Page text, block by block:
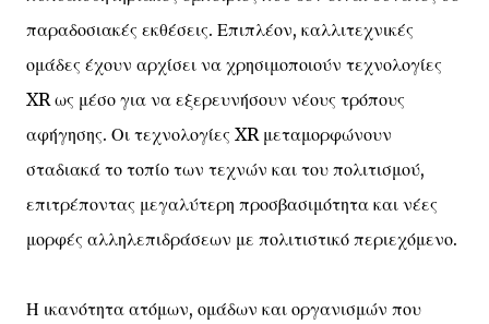
παραδοσιακές εκθέσεις. Επιπλέον, καλλιτεχνικές
ομάδες έχουν αρχίσει να χρησιμοποιούν τεχνολογίες
XR ως μέσο για να εξερευνήσουν νέους τρόπους
αφήγησης. Οι τεχνολογίες XR μεταμορφώνουν
σταδιακά το τοπίο των τεχνών και του πολιτισμού,
επιτρέποντας μεγαλύτερη προσβασιμότητα και νέες
μορφές αλληλεπιδράσεων με πολιτιστικό περιεχόμενο.
Η ικανότητα ατόμων, ομάδων και οργανισμών που